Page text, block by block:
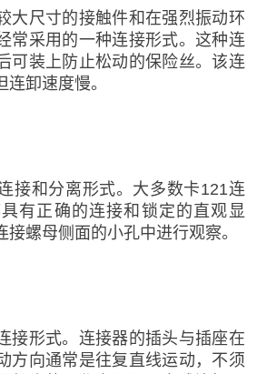
大尺寸的接触件和在强烈振动环
常采用的一种连接形式。这种连
可装上防止松动的保险丝。该连
卸速度慢。
接和分离形式。大多数卡121连
有正确的连接和锁定的直观显
螺母侧面的小孔中进行观察。
接形式。连接器的插头与插座在
方向通常是往复直线运动，不须